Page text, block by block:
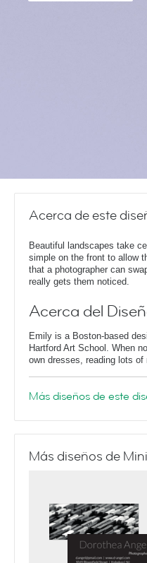
Acerca de este
Beautiful landscapes take
simple on the front to allow
that a photographer can
really gets them noticed.
Acerca del
Emily is a Boston-based
Hartford Art School. When
own dresses, reading lots
Más diseños de este
Más diseños de